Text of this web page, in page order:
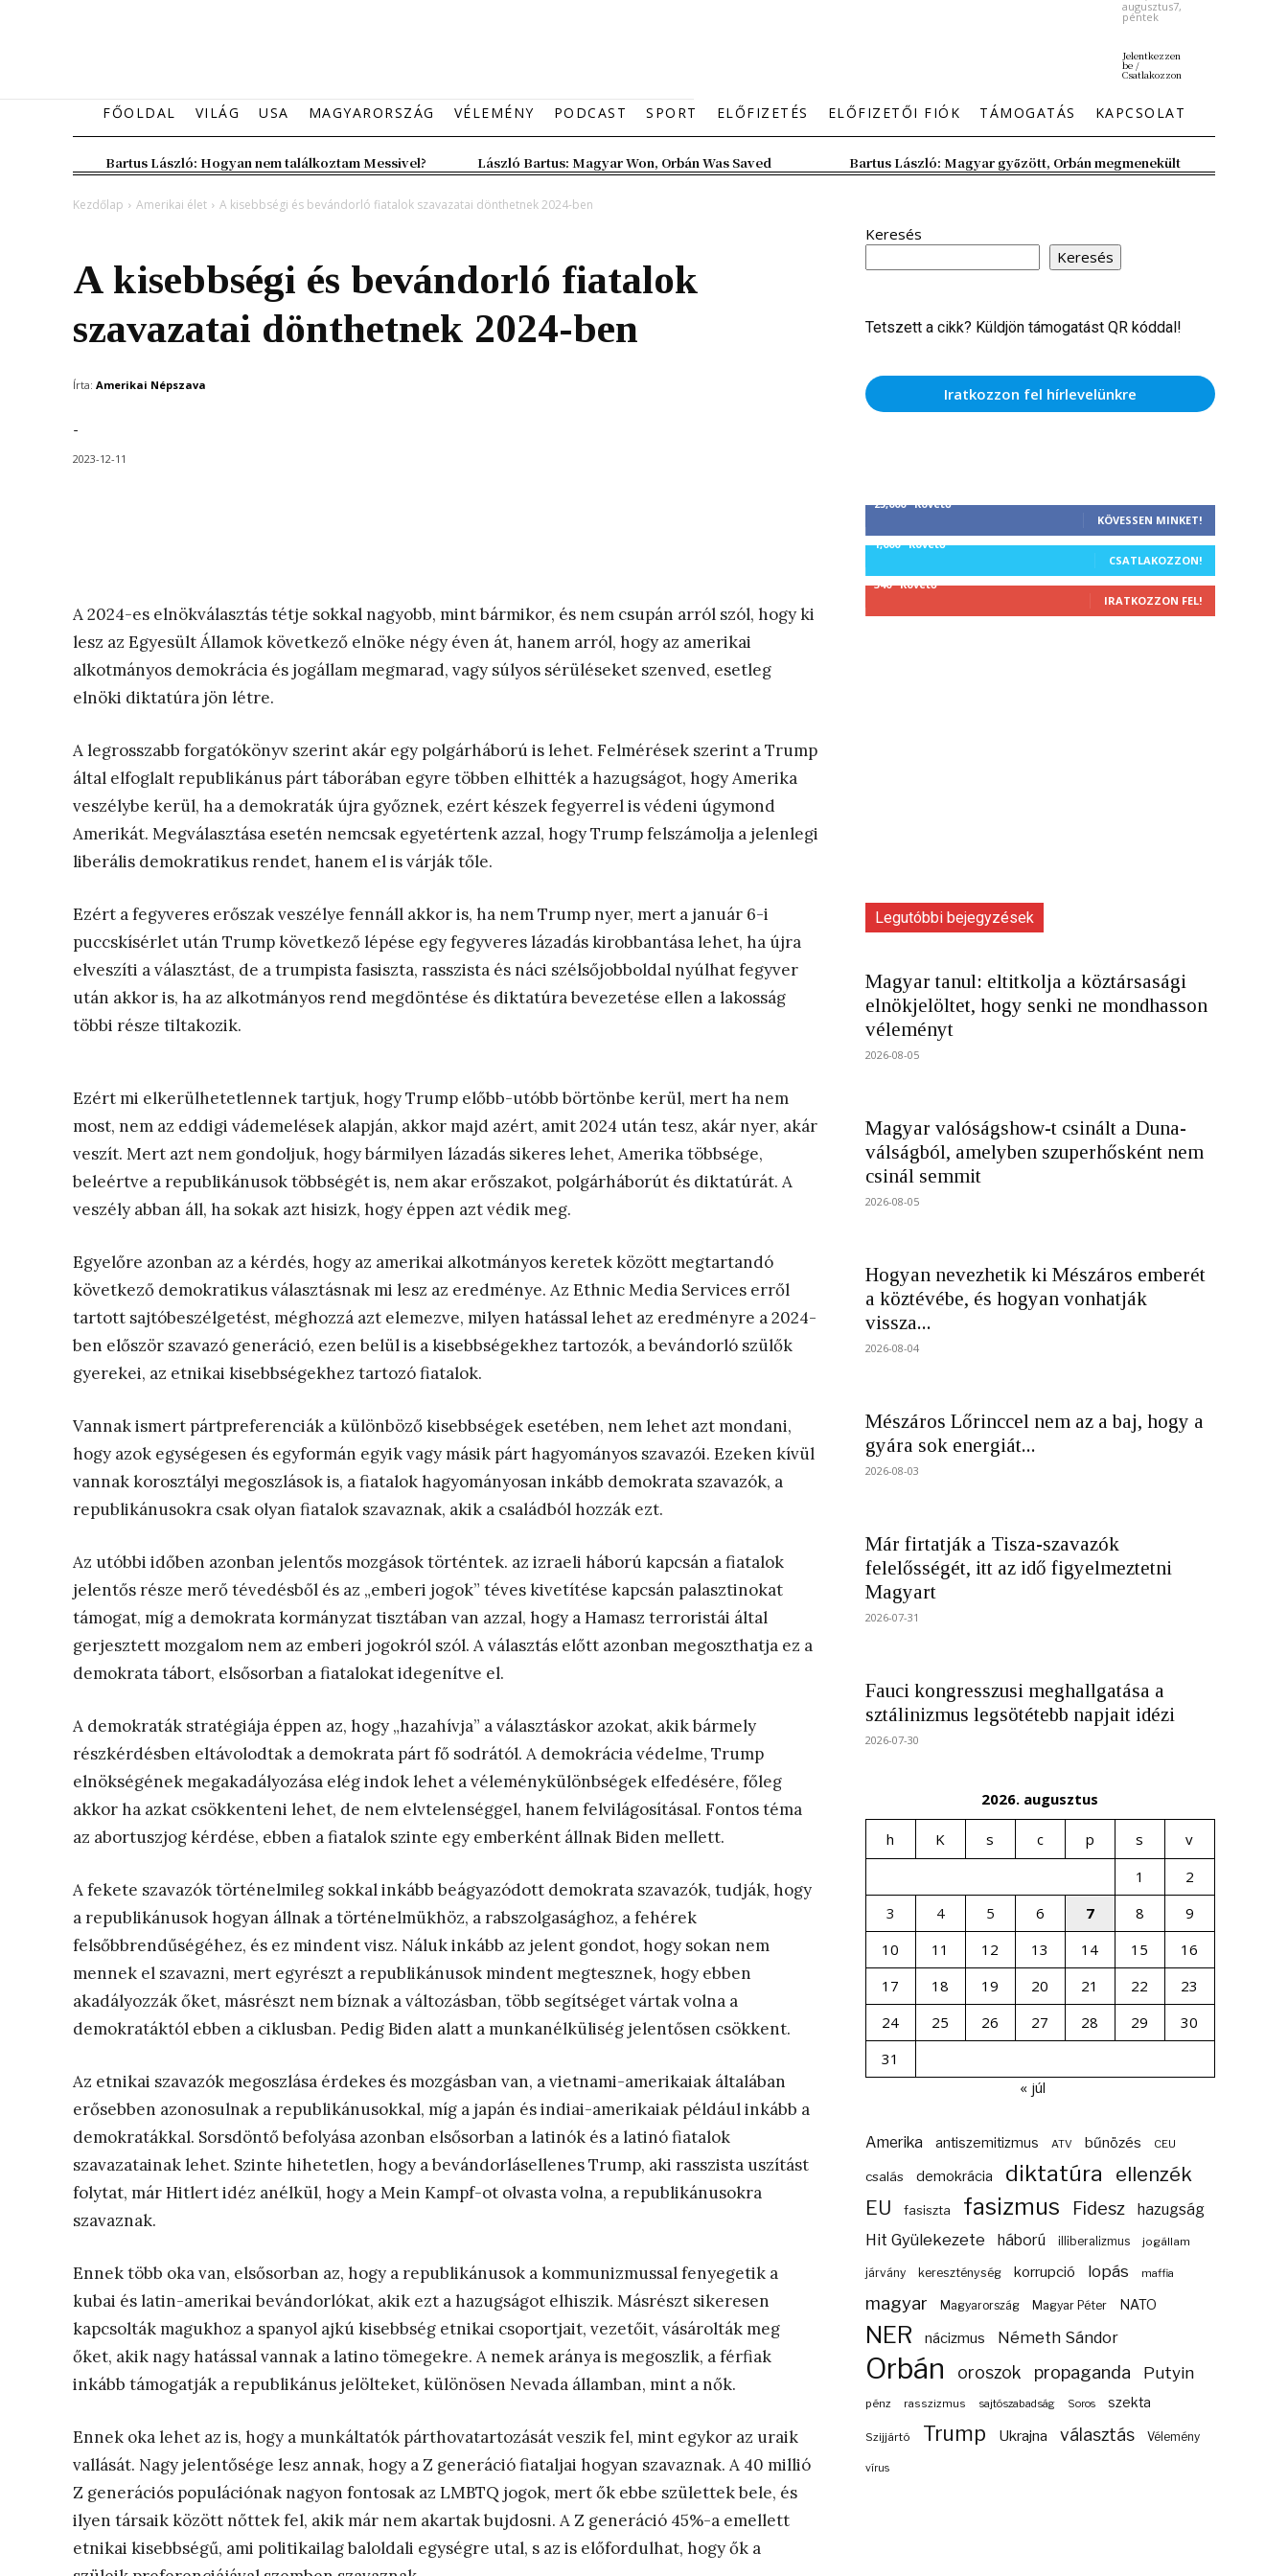
augusztus7,
péntek
Jelentkezzen
be /
Csatlakozzon
FŐOLDAL VILÁG USA MAGYARORSZÁG VÉLEMÉNY PODCAST SPORT ELŐFIZETÉS ELŐFIZETŐI FIÓK TÁMOGATÁS KAPCSOLAT
Bartus László: Hogyan nem találkoztam Messivel? László Bartus: Magyar Won, Orbán Was Saved Bartus László: Magyar győzött, Orbán megmenekült
Kezdőlap Amerikai élet A kisebbségi és bevándorló fiatalok szavazatai dönthetnek 2024-ben
A kisebbségi és bevándorló fiatalok
szavazatai dönthetnek 2024-ben
Írta: Amerikai Népszava
-
2023-12-11
A 2024-es elnökválasztás tétje sokkal nagyobb, mint bármikor, és nem csupán arról szól, hogy ki
lesz az Egyesült Államok következő elnöke négy éven át, hanem arról, hogy az amerikai
alkotmányos demokrácia és jogállam megmarad, vagy súlyos sérüléseket szenved, esetleg
elnöki diktatúra jön létre.
A legrosszabb forgatókönyv szerint akár egy polgárháború is lehet. Felmérések szerint a Trump
által elfoglalt republikánus párt táborában egyre többen elhitték a hazugságot, hogy Amerika
veszélybe kerül, ha a demokraták újra győznek, ezért készek fegyerrel is védeni úgymond
Amerikát. Megválasztása esetén nemcsak egyetértenk azzal, hogy Trump felszámolja a jelenlegi
liberális demokratikus rendet, hanem el is várják tőle.
Ezért a fegyveres erőszak veszélye fennáll akkor is, ha nem Trump nyer, mert a január 6-i
puccskísérlet után Trump következő lépése egy fegyveres lázadás kirobbantása lehet, ha újra
elveszíti a választást, de a trumpista fasiszta, rasszista és náci szélsőjobboldal nyúlhat fegyver
után akkor is, ha az alkotmányos rend megdöntése és diktatúra bevezetése ellen a lakosság
többi része tiltakozik.
Ezért mi elkerülhetetlennek tartjuk, hogy Trump előbb-utóbb börtönbe kerül, mert ha nem
most, nem az eddigi vádemelések alapján, akkor majd azért, amit 2024 után tesz, akár nyer, akár
veszít. Mert azt nem gondoljuk, hogy bármilyen lázadás sikeres lehet, Amerika többsége,
beleértve a republikánusok többségét is, nem akar erőszakot, polgárháborút és diktatúrát. A
veszély abban áll, ha sokak azt hisizk, hogy éppen azt védik meg.
Egyelőre azonban az a kérdés, hogy az amerikai alkotmányos keretek között megtartandó
következő demokratikus választásnak mi lesz az eredménye. Az Ethnic Media Services erről
tartott sajtóbeszélgetést, méghozzá azt elemezve, milyen hatással lehet az eredményre a 2024-
ben először szavazó generáció, ezen belül is a kisebbségekhez tartozók, a bevándorló szülők
gyerekei, az etnikai kisebbségekhez tartozó fiatalok.
Vannak ismert pártpreferenciák a különböző kisebbségek esetében, nem lehet azt mondani,
hogy azok egységesen és egyformán egyik vagy másik párt hagyományos szavazói. Ezeken kívül
vannak korosztályi megoszlások is, a fiatalok hagyományosan inkább demokrata szavazók, a
republikánusokra csak olyan fiatalok szavaznak, akik a családból hozzák ezt.
Az utóbbi időben azonban jelentős mozgások történtek. az izraeli háború kapcsán a fiatalok
jelentős része merő tévedésből és az „emberi jogok” téves kivetítése kapcsán palasztinokat
támogat, míg a demokrata kormányzat tisztában van azzal, hogy a Hamasz terroristái által
gerjesztett mozgalom nem az emberi jogokról szól. A választás előtt azonban megoszthatja ez a
demokrata tábort, elsősorban a fiatalokat idegenítve el.
A demokraták stratégiája éppen az, hogy „hazahívja” a választáskor azokat, akik bármely
részkérdésben eltávolodtak a demokrata párt fő sodrától. A demokrácia védelme, Trump
elnökségének megakadályozása elég indok lehet a véleménykülönbségek elfedésére, főleg
akkor ha azkat csökkenteni lehet, de nem elvtelenséggel, hanem felvilágosításal. Fontos téma
az abortuszjog kérdése, ebben a fiatalok szinte egy emberként állnak Biden mellett.
A fekete szavazók történelmileg sokkal inkább beágyazódott demokrata szavazók, tudják, hogy
a republikánusok hogyan állnak a történelmükhöz, a rabszolgasághoz, a fehérek
felsőbbrendűségéhez, és ez mindent visz. Náluk inkább az jelent gondot, hogy sokan nem
mennek el szavazni, mert egyrészt a republikánusok mindent megtesznek, hogy ebben
akadályozzák őket, másrészt nem bíznak a változásban, több segítséget vártak volna a
demokratáktól ebben a ciklusban. Pedig Biden alatt a munkanélküliség jelentősen csökkent.
Az etnikai szavazók megoszlása érdekes és mozgásban van, a vietnami-amerikaiak általában
erősebben azonosulnak a republikánusokkal, míg a japán és indiai-amerikaiak például inkább a
demokratákkal. Sorsdöntő befolyása azonban elsősorban a latinók és a latinó fiatalok
szavazatainak lehet. Szinte hihetetlen, hogy a bevándorlásellenes Trump, aki rasszista uszítást
folytat, már Hitlert idéz anélkül, hogy a Mein Kampf-ot olvasta volna, a republikánusokra
szavaznak.
Ennek több oka van, elsősorban az, hogy a republikánusok a kommunizmussal fenyegetik a
kubai és latin-amerikai bevándorlókat, akik ezt a hazugságot elhiszik. Másrészt sikeresen
kapcsolták magukhoz a spanyol ajkú kisebbség etnikai csoportjait, vezetőit, vásárolták meg
őket, akik nagy hatással vannak a latino tömegekre. A nemek aránya is megoszlik, a férfiak
inkább támogatják a republikánus jelölteket, különösen Nevada államban, mint a nők.
Ennek oka lehet az is, hogy a munkáltatók párthovatartozását veszik fel, mint egykor az uraik
vallását. Nagy jelentősége lesz annak, hogy a Z generáció fiataljai hogyan szavaznak. A 40 millió
Z generációs populációnak nagyon fontosak az LMBTQ jogok, mert ők ebbe születtek bele, és
ilyen társaik között nőttek fel, akik már nem akartak bujdosni. A Z generáció 45%-a emellett
etnikai kisebbségű, ami politikailag baloldali egységre utal, s az is előfordulhat, hogy ők a
Keresés
Keresés
Tetszett a cikk? Küldjön támogatást QR kóddal!
Iratkozzon fel hírlevelünkre
25,000 Követő
KÖVESSEN MINKET!
1,000 Követő
CSATLAKOZZON!
340 Követő
IRATKOZZON FEL!
Legutóbbi bejegyzések
Magyar tanul: eltitkolja a köztársasági
elnökjelöltet, hogy senki ne mondhasson
véleményt
2026-08-05
Magyar valóságshow-t csinált a Duna-
válságból, amelyben szuperhősként nem
csinál semmit
2026-08-05
Hogyan nevezhetik ki Mészáros emberét
a köztévébe, és hogyan vonhatják
vissza...
2026-08-04
Mészáros Lőrinccel nem az a baj, hogy a
gyára sok energiát...
2026-08-03
Már firtatják a Tisza-szavazók
felelősségét, itt az idő figyelmeztetni
Magyart
2026-07-31
Fauci kongresszusi meghallgatása a
sztálinizmus legsötétebb napjait idézi
2026-07-30
2026. augusztus
h K s c p s
v
1
2
3
4 5 6 7 8
9
10
11 12 13 14 15
16
17
18 19 20 21 22
23
24
25 26 27 28 29
30
31
« júl
Amerika antiszemitizmus ATV bűnözés CEU
csalás demokrácia diktatúra ellenzék
EU fasiszta fasizmus Fidesz hazugság
Hit Gyülekezete háború illiberalizmus jogállam
járvány kereszténység korrupció lopás maffia
magyar Magyarország Magyar Péter NATO
NER nácizmus Németh Sándor
Orbán oroszok propaganda Putyin
pénz rasszizmus sajtószabadság Soros szekta
Szijjártó Trump Ukrajna választás Vélemény
vírus